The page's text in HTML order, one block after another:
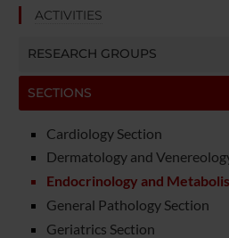
ACTIVITIES
RESEARCH GROUPS
SECTIONS
Cardiology Section
Dermatology and
Endocrinology and
General Pathology Section
Geriatrics Section